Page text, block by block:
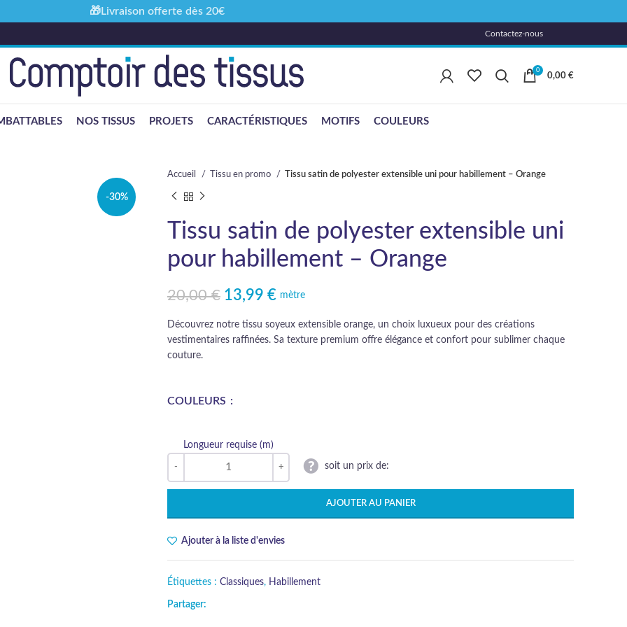
Contactez-nous
0
0,00 €
NOS TISSUS PROJETS CARACTÉRISTIQUES MOTIFS COULEURS
-30%
Accueil Tissu en promo Tissu satin de polyester extensible uni pour habillement – Orange
Tissu satin de polyester extensible uni
pour habillement – Orange
20,00€
Le prix initial était : 20,00 €.
13,99 €
Le prix actuel est : 13,99 €.mètre
Découvrez notre tissu soyeux extensible orange, un choix luxueux pour des créations
vestimentaires raffinées. Sa texture premium offre élégance et confort pour sublimer chaque
couture.
COULEURS
Longueur requise (m)
soit un prix de:
AJOUTER AU PANIER
Ajouter à la liste d'envies
Étiquettes : Classiques, Habillement
Partager:
🎁Livraison offerte dès 20€